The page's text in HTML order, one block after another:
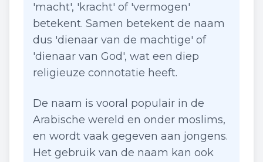
'macht', 'kracht' of 'vermogen'
betekent. Samen betekent de naam
dus 'dienaar van de machtige' of
'dienaar van God', wat een diep
religieuze connotatie heeft.
De naam is vooral populair in de
Arabische wereld en onder moslims,
en wordt vaak gegeven aan jongens.
Het gebruik van de naam kan ook